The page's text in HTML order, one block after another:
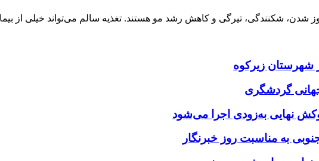
شدن، شکنندگی، تیرگی و کاهش رشد مو هستند. تغذیه سالم می‌تواند خیلی از
گردشگری
نهایی به‌زودی اجرا می‌شود
به مناسبت روز خبرنگار